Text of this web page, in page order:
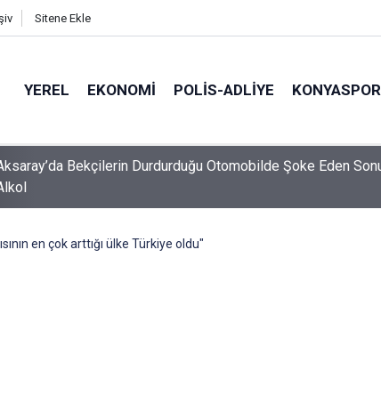
Sitene Ekle
YEREL EKONOMI POLİS-ADLİYE KONYASPOR
Haymana-Konya hattı bölünmüş yol oluyor
en çok arttığı ülke Türkiye oldu"